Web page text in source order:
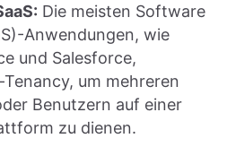
Die meisten Software
Anwendungen, wie
und Salesforce,
um mehreren
Benutzern auf einer
zu dienen.